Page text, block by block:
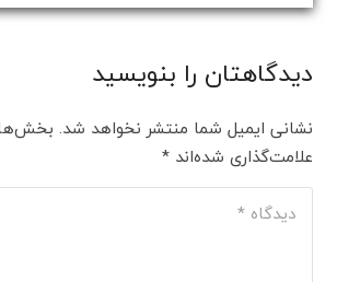
دیدگاهتان را بنویسید
نشانی ایمیل شما منتشر نخواهد شد.
علامت‌گذاری شده‌اند*